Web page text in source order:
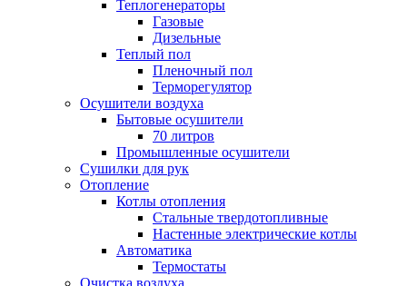
Теплогенераторы
Газовые
Дизельные
Теплый пол
Пленочный пол
Терморегулятор
Осушители воздуха
Бытовые осушители
70 литров
Промышленные осушители
Сушилки для рук
Отопление
Котлы отопления
Стальные твердотопливные
Настенные электрические котлы
Автоматика
Термостаты
Очистка воздуха